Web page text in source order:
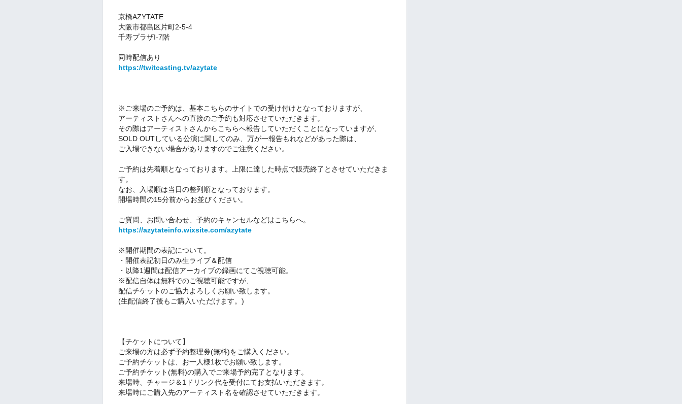
京橋AZYTATE
大阪市都島区片町2-5-4
千寿プラザI-7階
同時配信あり
https://twitcasting.tv/azytate
※ご来場のご予約は、基本こちらのサイトでの受け付けとなっておりますが、
アーティストさんへの直接のご予約も対応させていただきます。
その際はアーティストさんからこちらへ報告していただくことになっていますが、
SOLD OUTしている公演に関してのみ、 万が一報告もれなどがあった際は、
ご入場できない場合がありますのでご注意ください。
ご予約は先着順となっております。上限に達した時点で販売終了とさせていただきま
す。
なお、入場順は当日の整列順となっております。
開場時間の15分前からお並びください。
ご質問、お問い合わせ、予約のキャンセルなどはこちらへ。
https://azytateinfo.wixsite.com/azytate
※開催期間の表記について。
・開催表記初日のみ生ライブ＆配信
・以降1週間は配信アーカイブの録画にてご視聴可能。
※配信自体は無料でのご視聴可能ですが、
配信チケットのご協力よろしくお願い致します。
(生配信終了後もご購入いただけます。)
【チケットについて】
ご来場の方は必ず予約整理券(無料)をご購入ください。
ご予約チケットは、お一人様1枚でお願い致します。
ご予約チケット(無料)の購入でご来場予約完了となります。
来場時、チャージ＆1ドリンク代を受付にてお支払いただきます。
来場時にご購入先のアーティスト名を確認させていただきます。